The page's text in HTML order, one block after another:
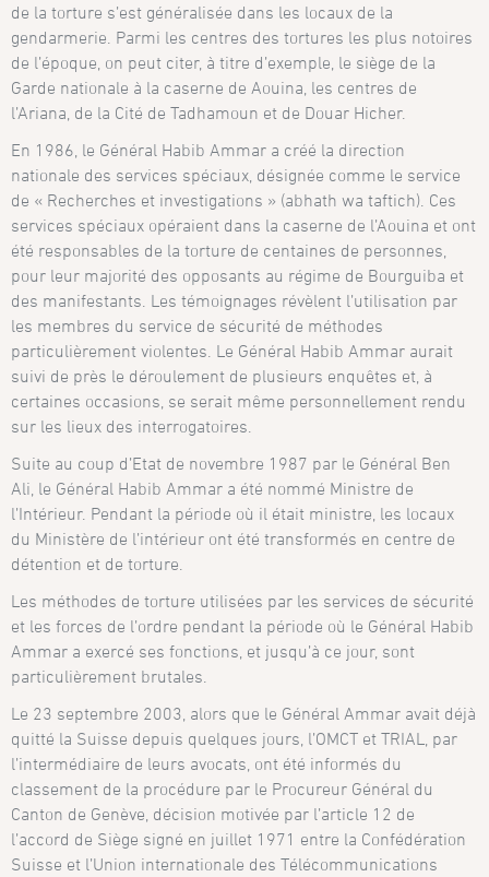
de la torture s’est généralisée dans les locaux de la
gendarmerie. Parmi les centres des tortures les plus notoires
de l’époque, on peut citer, à titre d’exemple, le siège de la
Garde nationale à la caserne de Aouina, les centres de
l’Ariana, de la Cité de Tadhamoun et de Douar Hicher.
En 1986, le Général Habib Ammar a créé la direction
nationale des services spéciaux, désignée comme le service
de « Recherches et investigations » (abhath wa taftich). Ces
services spéciaux opéraient dans la caserne de l’Aouina et ont
été responsables de la torture de centaines de personnes,
pour leur majorité des opposants au régime de Bourguiba et
des manifestants. Les témoignages révèlent l’utilisation par
les membres du service de sécurité de méthodes
particulièrement violentes. Le Général Habib Ammar aurait
suivi de près le déroulement de plusieurs enquêtes et, à
certaines occasions, se serait même personnellement rendu
sur les lieux des interrogatoires.
Suite au coup d’Etat de novembre 1987 par le Général Ben
Ali, le Général Habib Ammar a été nommé Ministre de
l’Intérieur. Pendant la période où il était ministre, les locaux
du Ministère de l’intérieur ont été transformés en centre de
détention et de torture.
Les méthodes de torture utilisées par les services de sécurité
et les forces de l’ordre pendant la période où le Général Habib
Ammar a exercé ses fonctions, et jusqu’à ce jour, sont
particulièrement brutales.
Le 23 septembre 2003, alors que le Général Ammar avait déjà
quitté la Suisse depuis quelques jours, l’OMCT et TRIAL, par
l’intermédiaire de leurs avocats, ont été informés du
classement de la procédure par le Procureur Général du
Canton de Genève, décision motivée par l’article 12 de
l’accord de Siège signé en juillet 1971 entre la Confédération
Suisse et l’Union internationale des Télécommunications